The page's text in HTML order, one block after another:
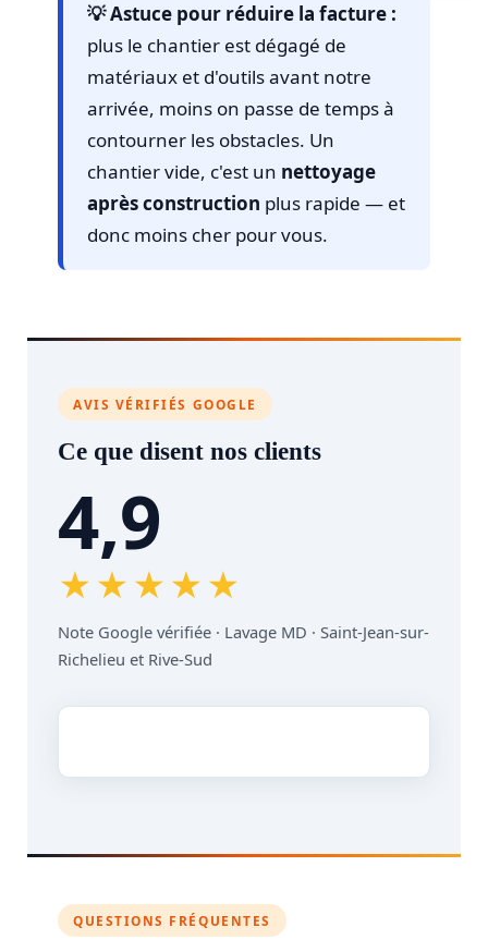
💡 Astuce pour réduire la facture :
plus le chantier est dégagé de
matériaux et d'outils avant notre
arrivée, moins on passe de temps à
contourner les obstacles. Un
chantier vide, c'est un nettoyage
après construction plus rapide — et
donc moins cher pour vous.
AVIS VÉRIFIÉS GOOGLE
Ce que disent nos clients
4,9
★★★★★
Note Google vérifiée · Lavage MD · Saint-Jean-sur-
Richelieu et Rive-Sud
QUESTIONS FRÉQUENTES